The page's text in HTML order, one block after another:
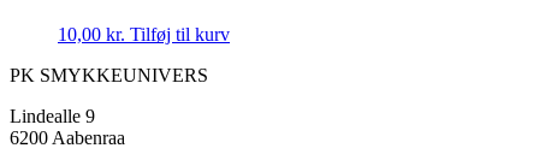
10,00 kr. Tilføj til kurv
PK SMYKKEUNIVERS
Lindealle 9
6200 Aabenraa